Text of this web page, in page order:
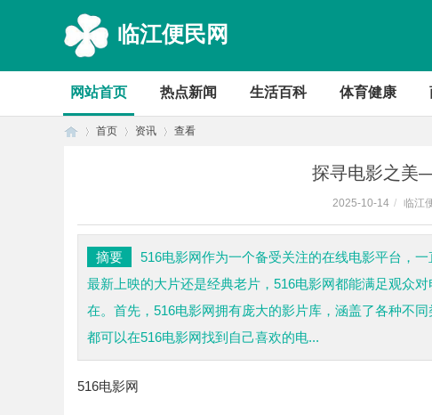
临江便民网
网站首页 热点新闻 生活百科 体育健康
首页 资讯 查看
探寻电影之美
2025-10-14 / 临江
摘要
516电影网作为一个备受关注的在线电影平台，
最新上映的大片还是经典老片，516电影网都能满足观众
在。首先，516电影网拥有庞大的影片库，涵盖了各种不
都可以在516电影网找到自己喜欢的电...
516电影网